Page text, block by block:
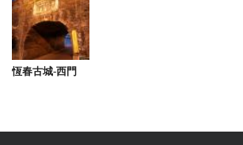
恆春古城-西門